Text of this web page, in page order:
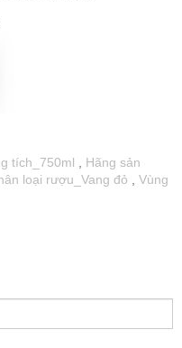
tích_750ml
Hãng sản
loại rượu_Vang đỏ
Vùng